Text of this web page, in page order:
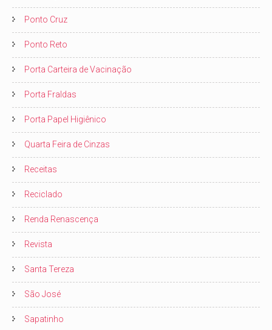
Ponto Cruz
Ponto Reto
Porta Carteira de Vacinação
Porta Fraldas
Porta Papel Higiênico
Quarta Feira de Cinzas
Receitas
Reciclado
Renda Renascença
Revista
Santa Tereza
São José
Sapatinho